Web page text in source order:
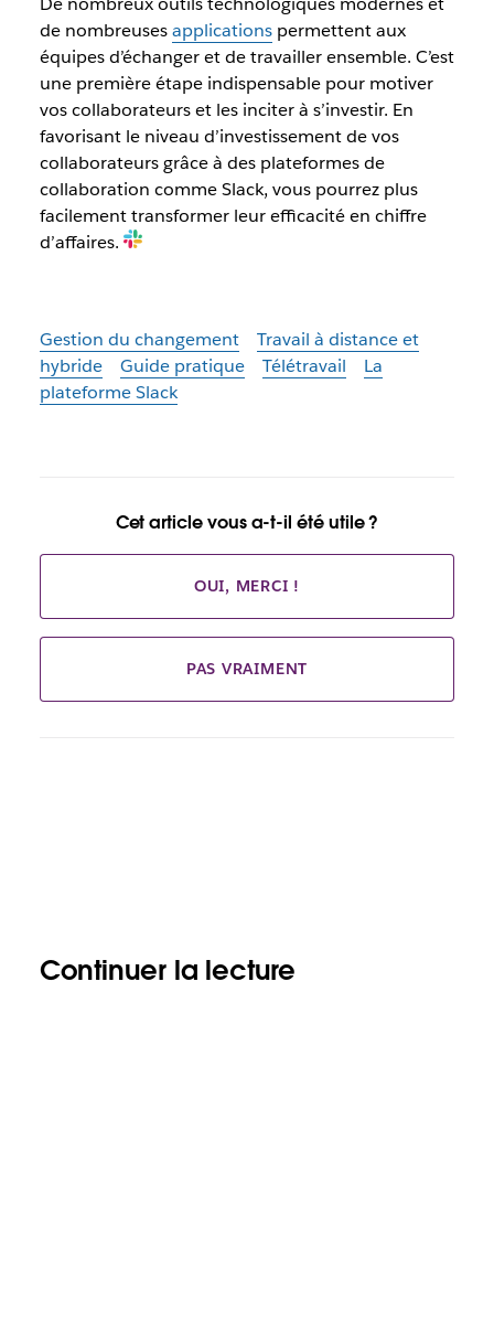
de nombreusesapplicationspermettent aux
équipes d’échanger et de travailler ensemble. C’est
une première étape indispensable pour motiver
vos collaborateurs et les inciter à s’investir. En
favorisant le niveau d’investissement de vos
collaborateurs grâce à des plateformes de
collaboration comme Slack, vous pourrez plus
facilement transformer leur efficacité en chiffre
d’affaires.
Gestion du changement
Travail à distance et
hybride
Guide pratique Télétravail
La
plateforme Slack
Cet article vous a-t-il été utile ?
OUI, MERCI !
PAS VRAIMENT
Continuer la lecture